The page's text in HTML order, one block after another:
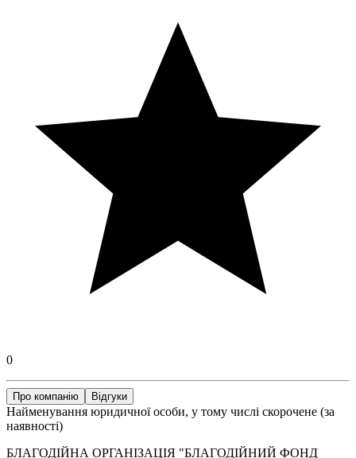
0
Про компанію Відгуки
Найменування юридичної особи, у тому числі скорочене (за
наявності)
БЛАГОДІЙНА ОРГАНІЗАЦІЯ "БЛАГОДІЙНИЙ ФОНД